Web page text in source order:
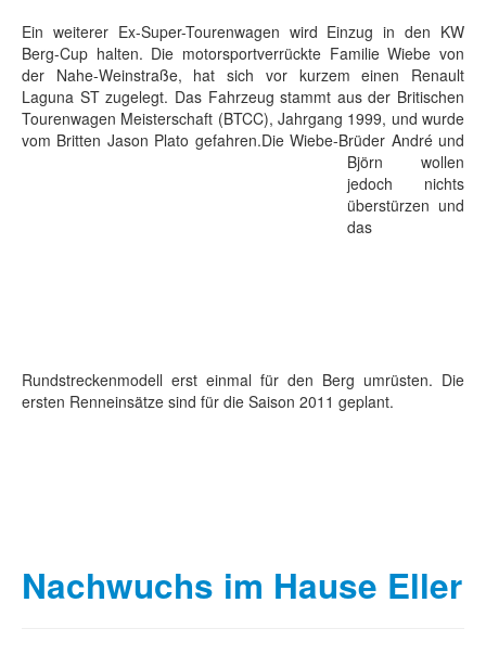
Ein weiterer Ex-Super-Tourenwagen wird Einzug in den KW
Berg-Cup halten. Die motorsportverrückte Familie Wiebe von
der Nahe-Weinstraße, hat sich vor kurzem einen Renault
Laguna ST zugelegt. Das Fahrzeug stammt aus der Britischen
Tourenwagen Meisterschaft (BTCC), Jahrgang 1999, und wurde
vom Britten Jason Plato gefahren.Die Wiebe-Brüder André und
Björn wollen
jedoch nichts
überstürzen und
das
Rundstreckenmodell erst einmal für den Berg umrüsten. Die
ersten Renneinsätze sind für die Saison 2011 geplant.
Nachwuchs im Hause Eller